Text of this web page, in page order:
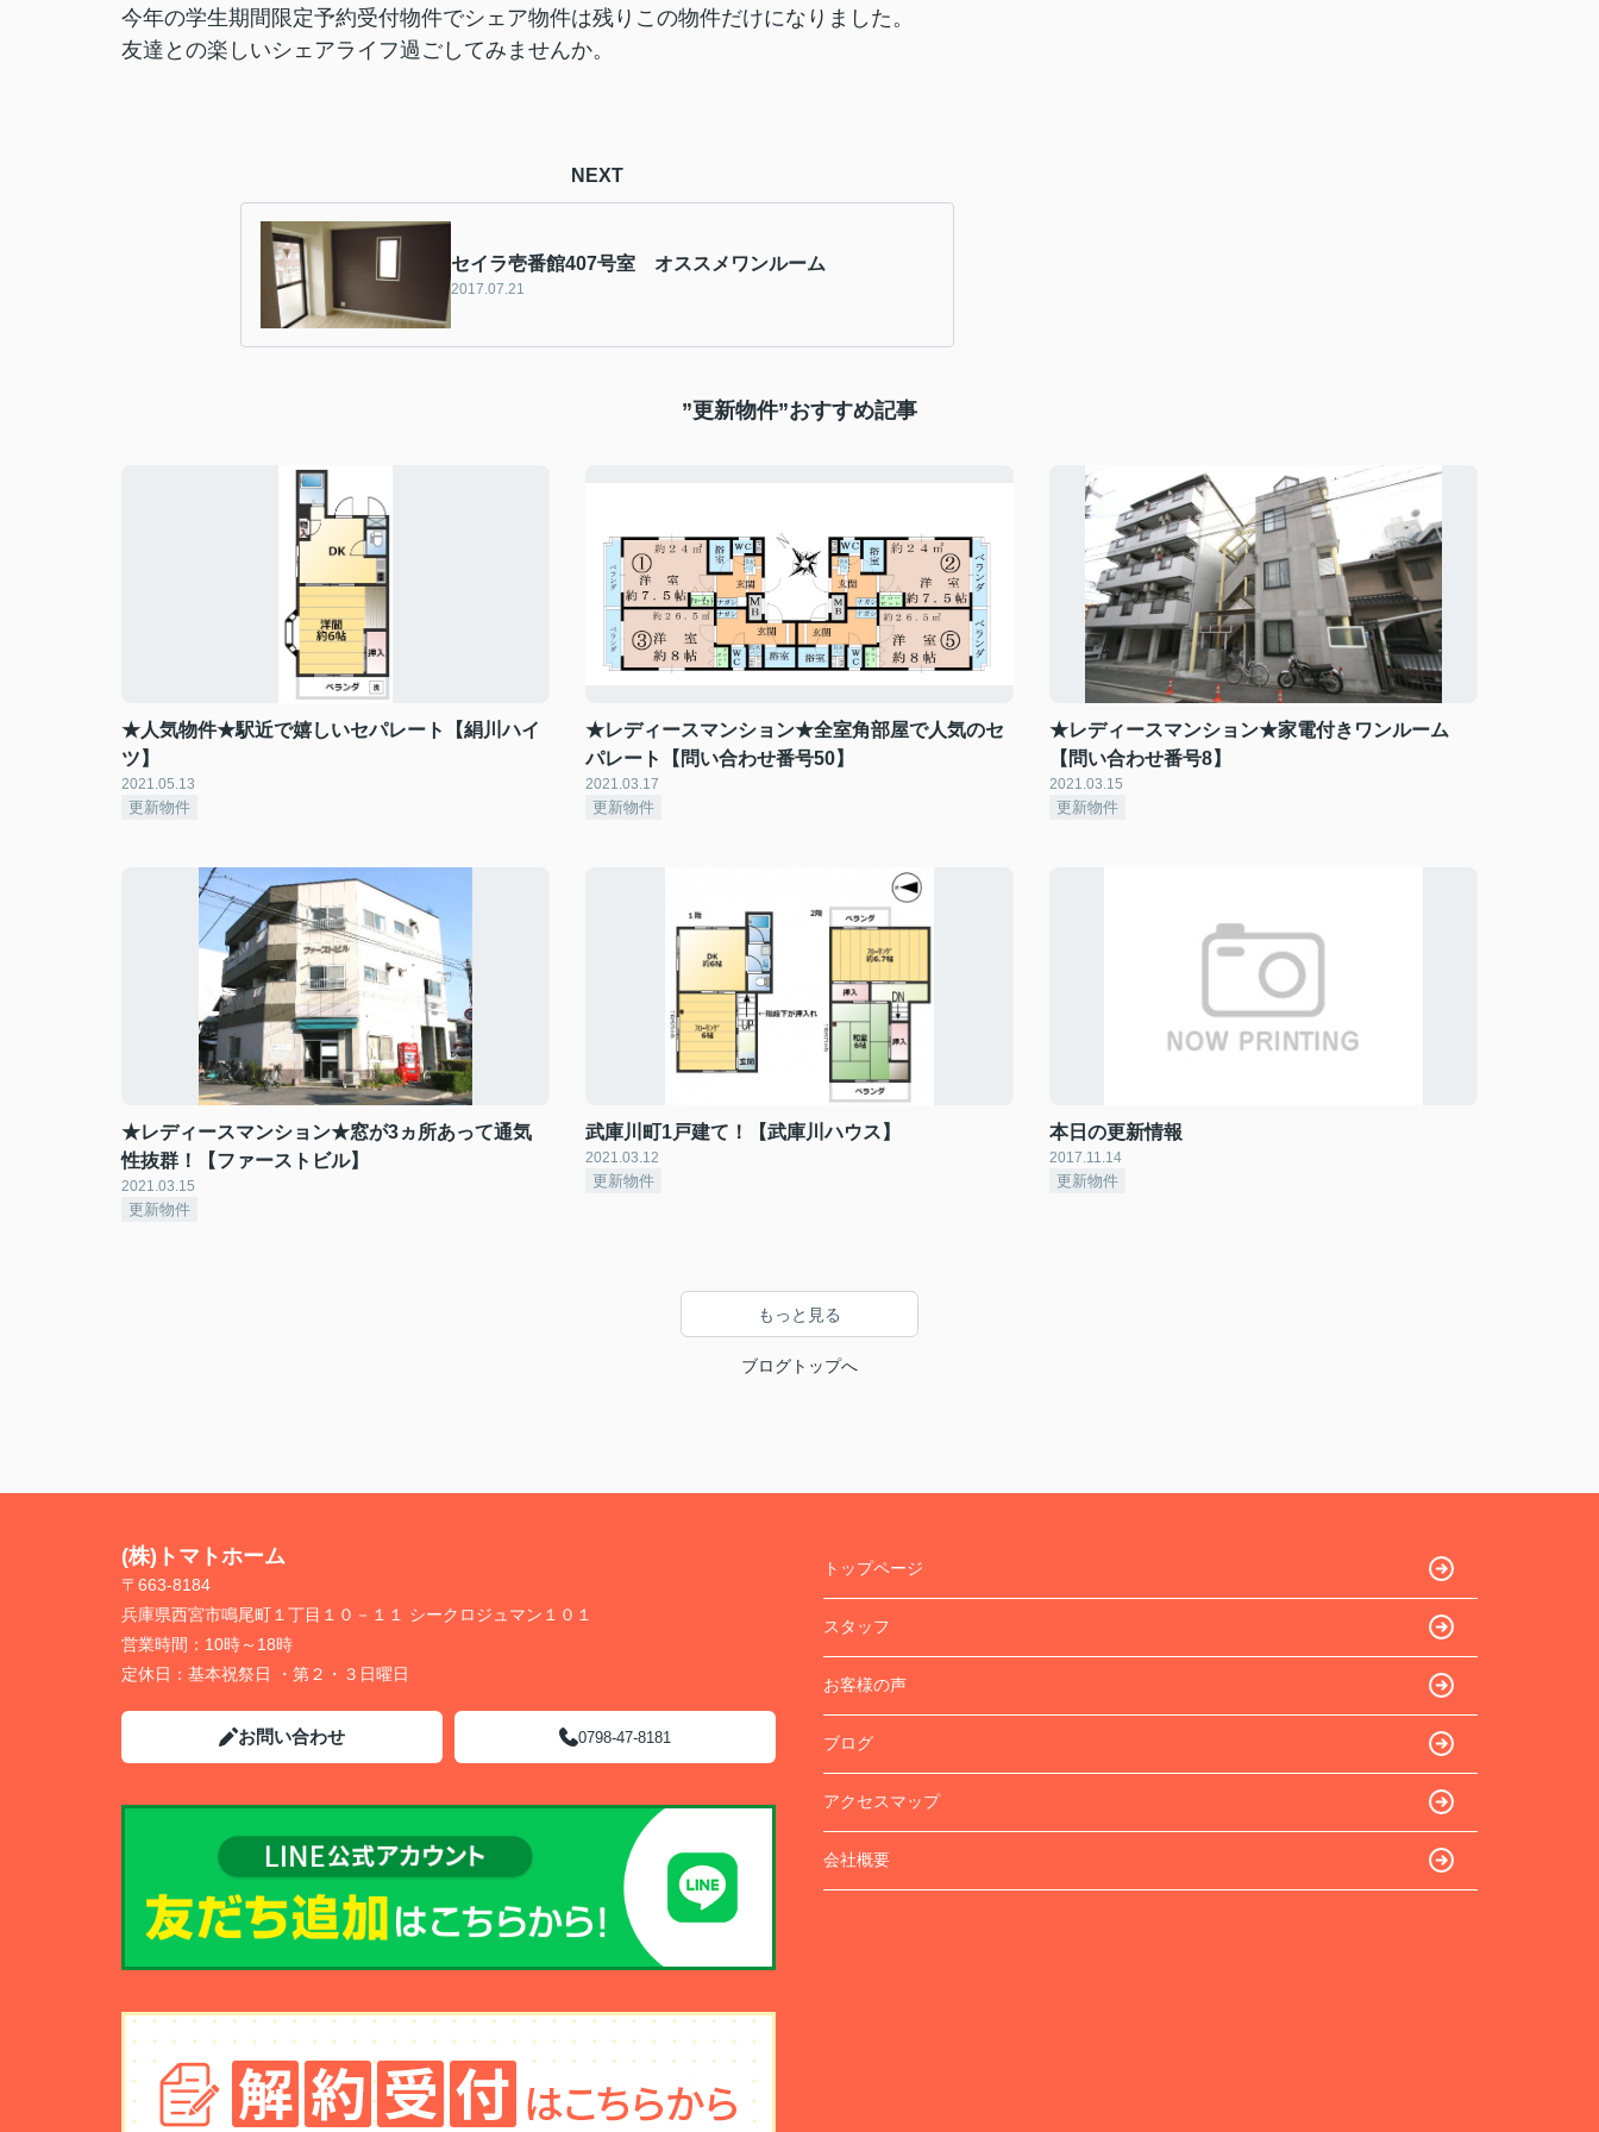
今年の学生期間限定予約受付物件でシェア物件は残りこの物件だけになりました。
友達との楽しいシェアライフ過ごしてみませんか。
NEXT
セイラ壱番館407号室 オススメワンルーム
2017.07.21
”更新物件”おすすめ記事
★人気物件★駅近で嬉しいセパレート【絹川ハイ
ツ】
2021.05.13
更新物件
★レディースマンション★全室角部屋で人気のセ
パレート【問い合わせ番号50】
2021.03.17
更新物件
★レディースマンション★家電付きワンルーム
【問い合わせ番号8】
2021.03.15
更新物件
★レディースマンション★窓が3ヵ所あって通気
性抜群！【ファーストビル】
2021.03.15
更新物件
武庫川町1戸建て！【武庫川ハウス】
2021.03.12
更新物件
本日の更新情報
2017.11.14
更新物件
もっと見る
ブログトップへ
(株)トマトホーム
〒663-8184
兵庫県西宮市鳴尾町１丁目１０－１１ シークロジュマン１０１
営業時間： 10時～18時
定休日： 基本祝祭日 ・第２・３日曜日
お問い合わせ 0798-47-8181
トップページ
スタッフ
お客様の声
ブログ
アクセスマップ
会社概要